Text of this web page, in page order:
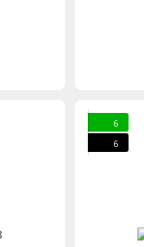
6
6